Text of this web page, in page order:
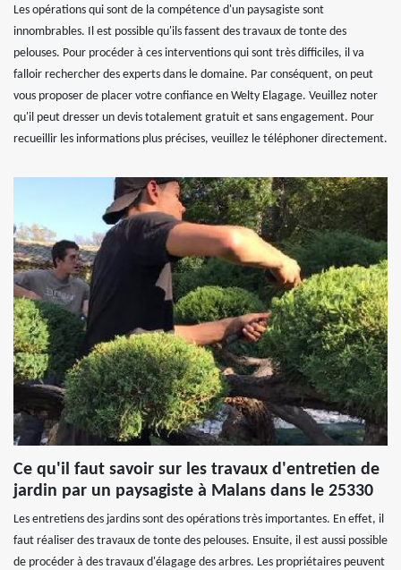
Les opérations qui sont de la compétence d'un paysagiste sont
innombrables. Il est possible qu'ils fassent des travaux de tonte des
pelouses. Pour procéder à ces interventions qui sont très difficiles, il va
falloir rechercher des experts dans le domaine. Par conséquent, on peut
vous proposer de placer votre confiance en Welty Elagage. Veuillez noter
qu'il peut dresser un devis totalement gratuit et sans engagement. Pour
recueillir les informations plus précises, veuillez le téléphoner directement.
Ce qu'il faut savoir sur les travaux d'entretien de
jardin par un paysagiste à Malans dans le 25330
Les entretiens des jardins sont des opérations très importantes. En effet, il
faut réaliser des travaux de tonte des pelouses. Ensuite, il est aussi possible
de procéder à des travaux d'élagage des arbres. Les propriétaires peuvent